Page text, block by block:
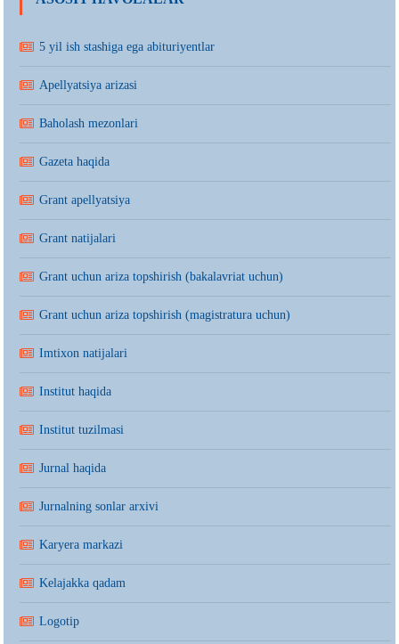
5 yil ish stashiga ega abituriyentlar
Apellyatsiya arizasi
Baholash mezonlari
Gazeta haqida
Grant apellyatsiya
Grant natijalari
Grant uchun ariza topshirish (bakalavriat uchun)
Grant uchun ariza topshirish (magistratura uchun)
Imtixon natijalari
Institut haqida
Institut tuzilmasi
Jurnal haqida
Jurnalning sonlar arxivi
Karyera markazi
Kelajakka qadam
Logotip